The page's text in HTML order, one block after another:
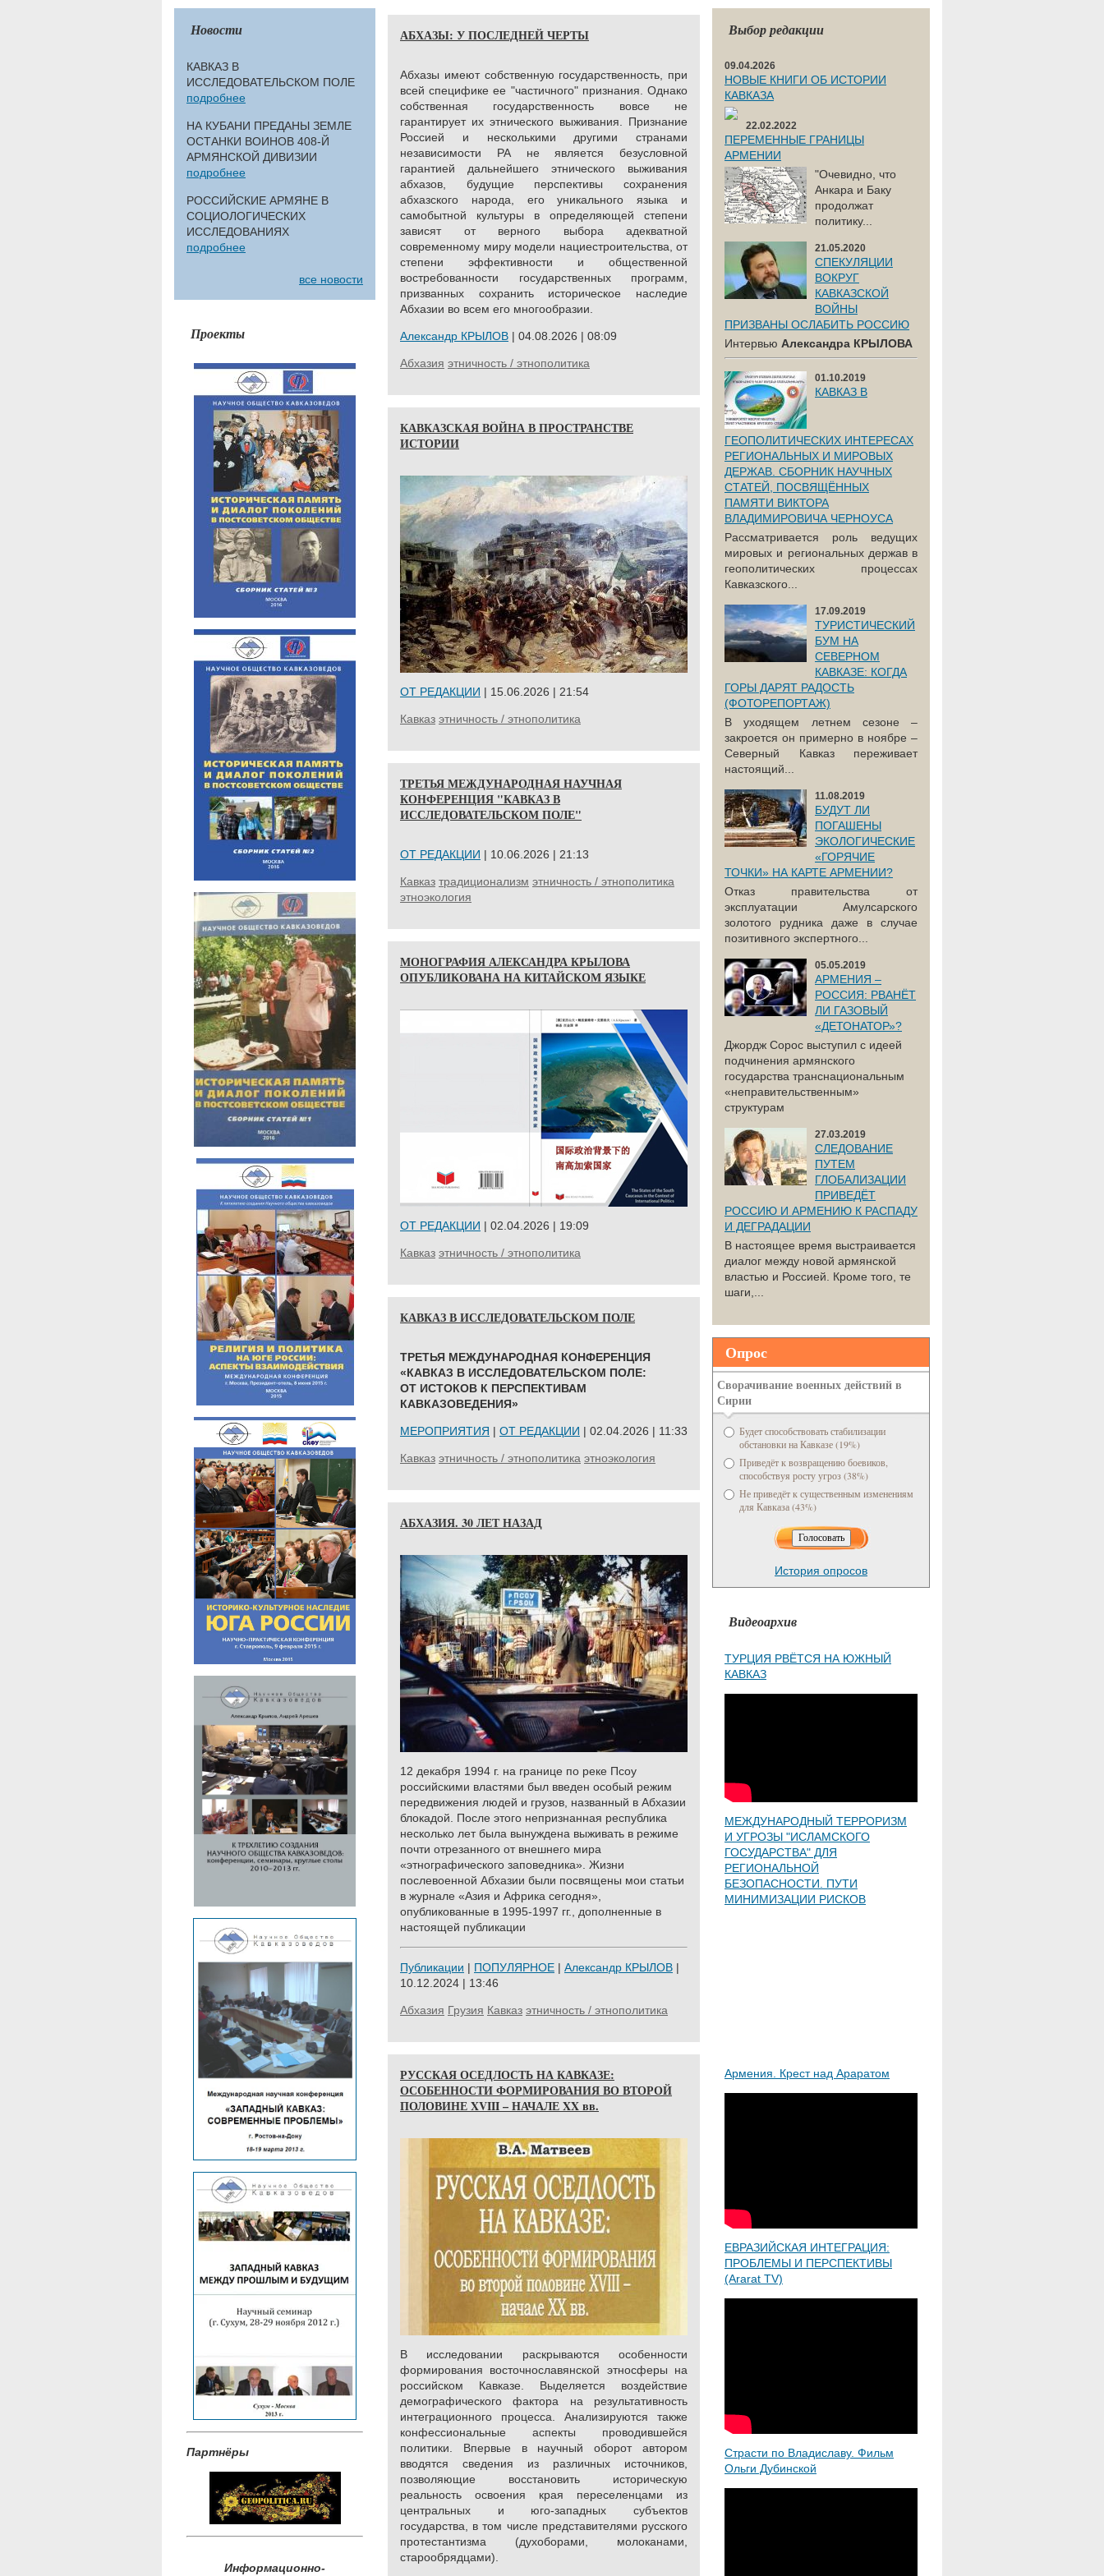
Новости
КАВКАЗ В
ИССЛЕДОВАТЕЛЬСКОМ ПОЛЕ
подробнее
НА КУБАНИ ПРЕДАНЫ ЗЕМЛЕ
ОСТАНКИ ВОИНОВ 408-Й
АРМЯНСКОЙ ДИВИЗИИ
подробнее
РОССИЙСКИЕ АРМЯНЕ В
СОЦИОЛОГИЧЕСКИХ
ИССЛЕДОВАНИЯХ
подробнее
все новости
Проекты
Партнёры
Информационно-
АБХАЗЫ: У ПОСЛЕДНЕЙ ЧЕРТЫ
Абхазы имеют собственную государственность, при
всей специфике ее "частичного" признания. Однако
собственная государственность вовсе не
гарантирует их этнического выживания. Признание
Россией и несколькими другими странами
независимости РА не является безусловной
гарантией дальнейшего этнического выживания
абхазов, будущие перспективы сохранения
абхазского народа, его уникального языка и
самобытной культуры в определяющей степени
зависят от верного выбора адекватной
современному миру модели нациестроительства, от
степени эффективности и общественной
востребованности государственных программ,
призванных сохранить историческое наследие
Абхазии во всем его многообразии.
Александр КРЫЛОВ | 04.08.2026 | 08:09
Абхазия этничность / этнополитика
КАВКАЗСКАЯ ВОЙНА В ПРОСТРАНСТВЕ
ИСТОРИИ
ОТ РЕДАКЦИИ | 15.06.2026 | 21:54
Кавказ этничность / этнополитика
ТРЕТЬЯ МЕЖДУНАРОДНАЯ НАУЧНАЯ
КОНФЕРЕНЦИЯ "КАВКАЗ В
ИССЛЕДОВАТЕЛЬСКОМ ПОЛЕ"
ОТ РЕДАКЦИИ | 10.06.2026 | 21:13
Кавказ традиционализм этничность / этнополитика
этноэкология
МОНОГРАФИЯ АЛЕКСАНДРА КРЫЛОВА
ОПУБЛИКОВАНА НА КИТАЙСКОМ ЯЗЫКЕ
ОТ РЕДАКЦИИ | 02.04.2026 | 19:09
Кавказ этничность / этнополитика
КАВКАЗ В ИССЛЕДОВАТЕЛЬСКОМ ПОЛЕ
ТРЕТЬЯ МЕЖДУНАРОДНАЯ КОНФЕРЕНЦИЯ
«КАВКАЗ В ИССЛЕДОВАТЕЛЬСКОМ ПОЛЕ:
ОТ ИСТОКОВ К ПЕРСПЕКТИВАМ
КАВКАЗОВЕДЕНИЯ»
МЕРОПРИЯТИЯ | ОТ РЕДАКЦИИ | 02.04.2026 | 11:33
Кавказ этничность / этнополитика этноэкология
АБХАЗИЯ. 30 ЛЕТ НАЗАД
12 декабря 1994 г. на границе по реке Псоу
российскими властями был введен особый режим
передвижения людей и грузов, названный в Абхазии
блокадой. После этого непризнанная республика
несколько лет была вынуждена выживать в режиме
почти отрезанного от внешнего мира
«этнографического заповедника». Жизни
послевоенной Абхазии были посвящены мои статьи
в журнале «Азия и Африка сегодня»,
опубликованные в 1995-1997 гг., дополненные в
настоящей публикации
Публикации | ПОПУЛЯРНОЕ | Александр КРЫЛОВ |
10.12.2024 | 13:46
Абхазия Грузия Кавказ этничность / этнополитика
РУССКАЯ ОСЕДЛОСТЬ НА КАВКАЗЕ:
ОСОБЕННОСТИ ФОРМИРОВАНИЯ ВО ВТОРОЙ
ПОЛОВИНЕ XVIII – НАЧАЛЕ XX вв.
В исследовании раскрываются особенности
формирования восточнославянской этносферы на
российском Кавказе. Выделяется воздействие
демографического фактора на результативность
интеграционного процесса. Анализируются также
конфессиональные аспекты проводившейся
политики. Впервые в научный оборот автором
вводятся сведения из различных источников,
позволяющие восстановить историческую
реальность освоения края переселенцами из
центральных и юго-западных субъектов
государства, в том числе представителями русского
протестантизма (духоборами, молоканами,
старообрядцами).
Выбор редакции
09.04.2026
НОВЫЕ КНИГИ ОБ ИСТОРИИ
КАВКАЗА
22.02.2022
ПЕРЕМЕННЫЕ ГРАНИЦЫ
АРМЕНИИ
"Очевидно, что
Анкара и Баку
продолжат
политику...
21.05.2020
СПЕКУЛЯЦИИ
ВОКРУГ
КАВКАЗСКОЙ
ВОЙНЫ
ПРИЗВАНЫ ОСЛАБИТЬ РОССИЮ
Интервью Александра КРЫЛОВА
01.10.2019
КАВКАЗ В
ГЕОПОЛИТИЧЕСКИХ ИНТЕРЕСАХ
РЕГИОНАЛЬНЫХ И МИРОВЫХ
ДЕРЖАВ. СБОРНИК НАУЧНЫХ
СТАТЕЙ, ПОСВЯЩЁННЫХ
ПАМЯТИ ВИКТОРА
ВЛАДИМИРОВИЧА ЧЕРНОУСА
Рассматривается роль ведущих
мировых и региональных держав в
геополитических процессах
Кавказского...
17.09.2019
ТУРИСТИЧЕСКИЙ
БУМ НА
СЕВЕРНОМ
КАВКАЗЕ: КОГДА
ГОРЫ ДАРЯТ РАДОСТЬ
(ФОТОРЕПОРТАЖ)
В уходящем летнем сезоне –
закроется он примерно в ноябре –
Северный Кавказ переживает
настоящий...
11.08.2019
БУДУТ ЛИ
ПОГАШЕНЫ
ЭКОЛОГИЧЕСКИЕ
«ГОРЯЧИЕ
ТОЧКИ» НА КАРТЕ АРМЕНИИ?
Отказ правительства от
эксплуатации Амулсарского
золотого рудника даже в случае
позитивного экспертного...
05.05.2019
АРМЕНИЯ –
РОССИЯ: РВАНЁТ
ЛИ ГАЗОВЫЙ
«ДЕТОНАТОР»?
Джордж Сорос выступил с идеей
подчинения армянского
государства транснациональным
«неправительственным»
структурам
27.03.2019
СЛЕДОВАНИЕ
ПУТЕМ
ГЛОБАЛИЗАЦИИ
ПРИВЕДЁТ
РОССИЮ И АРМЕНИЮ К РАСПАДУ
И ДЕГРАДАЦИИ
В настоящее время выстраивается
диалог между новой армянской
властью и Россией. Кроме того, те
шаги,...
Опрос
Сворачивание военных действий в
Сирии
Будет способствовать стабилизации
обстановки на Кавказе (19%)
Приведёт к возвращению боевиков,
способствуя росту угроз (38%)
Не приведёт к существенным изменениям
для Кавказа (43%)
История опросов
Видеоархив
ТУРЦИЯ РВЁТСЯ НА ЮЖНЫЙ
КАВКАЗ
МЕЖДУНАРОДНЫЙ ТЕРРОРИЗМ
И УГРОЗЫ "ИСЛАМСКОГО
ГОСУДАРСТВА" ДЛЯ
РЕГИОНАЛЬНОЙ
БЕЗОПАСНОСТИ. ПУТИ
МИНИМИЗАЦИИ РИСКОВ
Армения. Крест над Араратом
ЕВРАЗИЙСКАЯ ИНТЕГРАЦИЯ:
ПРОБЛЕМЫ И ПЕРСПЕКТИВЫ
(Ararat TV)
Страсти по Владиславу. Фильм
Ольги Дубинской